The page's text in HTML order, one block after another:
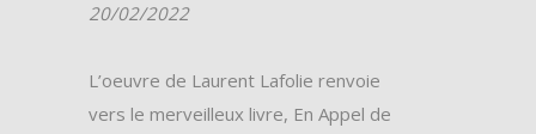
20/02/2022
L’oeuvre de Laurent Lafolie renvoie
vers le merveilleux livre, En Appel de